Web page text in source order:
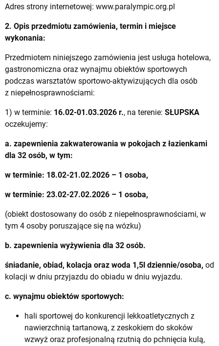
Adres strony internetowej: www.paralympic.org.pl
2. Opis przedmiotu zamówienia, termin i miejsce
wykonania:
Przedmiotem niniejszego zamówienia jest usługa hotelowa,
gastronomiczna oraz wynajmu obiektów sportowych
podczas warsztatów sportowo-aktywizujących dla osób
z niepełnosprawnościami:
1) w terminie: 16.02-01.03.2026 r., na terenie: SŁUPSKA
oczekujemy:
a. zapewnienia zakwaterowania w pokojach z łazienkami
dla 32 osób, w tym:
w terminie: 18.02-21.02.2026 – 1 osoba,
w terminie: 23.02-27.02.2026 – 1 osoba,
(obiekt dostosowany do osób z niepełnosprawnościami, w
tym 4 osoby poruszające się na wózku)
b. zapewnienia wyżywienia dla 32 osób.
śniadanie, obiad, kolacja oraz woda 1,5l dziennie/osoba, od
kolacji w dniu przyjazdu do obiadu w dniu wyjazdu.
c. wynajmu obiektów sportowych:
hali sportowej do konkurencji lekkoatletycznych z
nawierzchnią tartanową, z zeskokiem do skoków
wzwyż oraz profesjonalną rzutnią do pchnięcia kulą,